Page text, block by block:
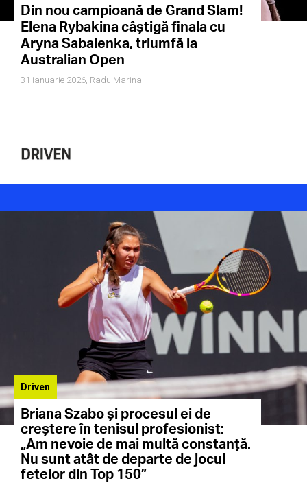
Din nou campioană de Grand Slam!
Elena Rybakina câștigă finala cu
Aryna Sabalenka, triumfă la
Australian Open
31 ianuarie 2026, Radu Marina
Driven
Briana Szabo și procesul ei de
creștere în tenisul profesionist:
„Am nevoie de mai multă constanță.
Nu sunt atât de departe de jocul
fetelor din Top 150”